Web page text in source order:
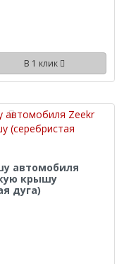
В 1 клик
автомобиля
крышу
дуга)